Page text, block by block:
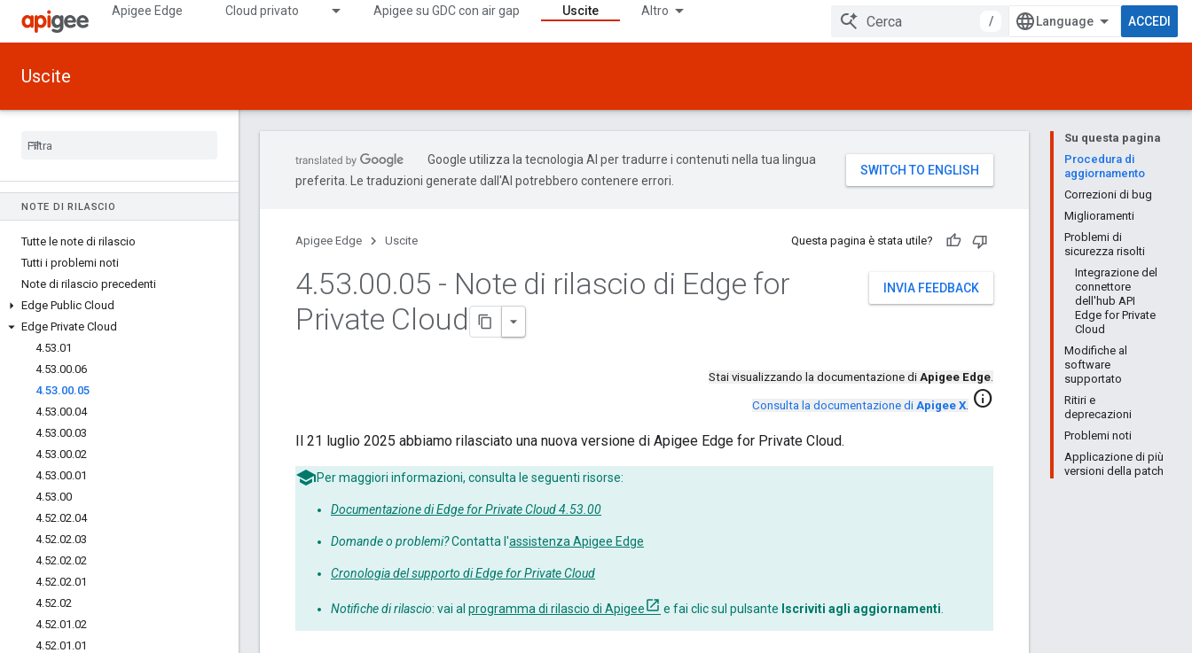
Apigee Edge Cloud privato Apigee su GDC con air gap Uscite Altro
/ ACCEDI
Uscite
NOTE DI RILASCIO
Tutte le note di rilascio
Tutti i problemi noti
Note di rilascio precedenti
Edge Public Cloud
Edge Private Cloud
4.53.01
4.53.00.06
4.53.00.05
4.53.00.04
4.53.00.03
4.53.00.02
4.53.00.01
4.53.00
4.52.02.04
4.52.02.03
4.52.02.02
4.52.02.01
4.52.02
4.52.01 .02
4.52.01 .01
Su questa pagina
Procedura di
aggiornamento
Correzioni di bug
Miglioramenti
Problemi di
sicurezza risolti
Integrazione del
connettore
dell'hub API
Edge for Private
Cloud
Modifiche al
software
supportato
Ritiri e
deprecazioni
Problemi noti
Applicazione di più
versioni della patch
Google utilizza la tecnologia AI per tradurre i contenuti nella tua lingua
preferita. Le traduzioni generate dall'AI potrebbero contenere errori.
Apigee Edge Uscite Questa pagina è stata utile?
INVIA FEEDBACK
4.53.00.05 - Note di rilascio di Edge for
Private Cloud
Stai visualizzando la documentazione di Apigee Edge.
Consulta la documentazione di Apigee X. info
Il 21 luglio 2025 abbiamo rilasciato una nuova versione di Apigee Edge for Private Cloud.
Per maggiori informazioni, consulta le seguenti risorse:
Documentazione di Edge for Private Cloud 4.53.00
Domande o problemi?Contatta l'assistenza Apigee Edge
Cronologia del supporto di Edge for Private Cloud
Notifiche di rilascio: vai al programma di rilascio di Apigee e fai clic sul pulsante Iscriviti agli aggiornamenti